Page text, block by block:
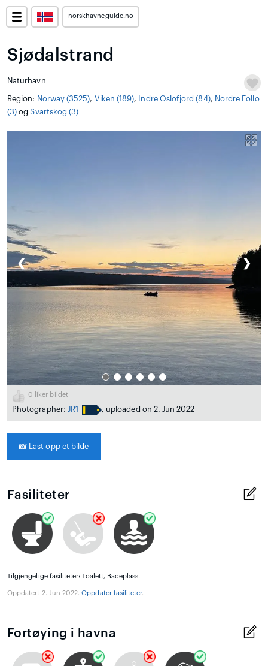
norskhavneguide.no
Sjødalstrand
Naturhavn
Region: Norway (3525), Viken (189), Indre Oslofjord (84), Nordre Follo
(3) ogSvartskog (3)
❮ ❯
0 liker bildet
Photographer: JR1 , uploaded on 2. Jun 2022
📸 Last opp et bilde
Fasiliteter
Tilgjengelige fasiliteter: Toalett, Badeplass.
Oppdatert 2. Jun 2022.Oppdater fasiliteter.
Fortøying i havna